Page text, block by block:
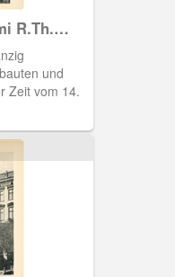
R.Th.
und
Zeit vom 14.